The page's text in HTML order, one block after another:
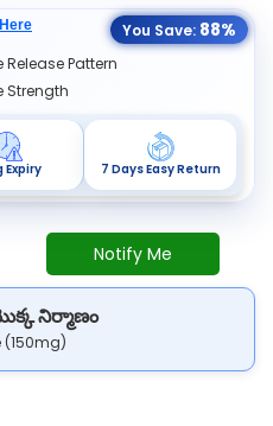
You Save: 88%
Release Pattern
Strength
Expiry 7 Days Easy Return
Notify Me
నిర్మాణం
(150mg)